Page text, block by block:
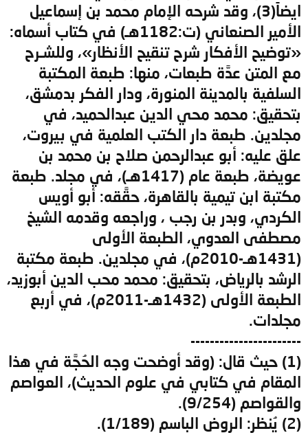
ايضاً(3)، وقد شرحه الإمام محمد بن إسماعيل
الأمير الصنعاني (ت:1182هـ) في كتاب أسماه:
«توضيح الأفكار شرح تنقيح الأنظار»، وللشـرح
مع المتن عدَّة طبعات، منها: طبعة المكتبة
السلفية بالمدينة المنورة، ودار الفكر بدمشق،
بتحقيق: محمد محي الدين عبدالحميد، في
مجلدين. طبعة دار الكتب العلمية في بيروت،
علق عليه: أبو عبدالرحمن صلاح بن محمد بن
عويضة، طبعة عام (1417هـ)، في مجلد. طبعة
مكتبة ابن تيمية بالقاهرة، حقَّقه: أبو أويس
الكردي، وبدر بن رجب ، وراجعه وقدمه الشيخ
مصطفى العدوي، الطبعة الأولى
(1431هـ-2010م)، في مجلدين. طبعة مكتبة
الرشد بالرياض، بتحقيق: محمد محب الدين أبوزيد،
الطبعة الأولى (1432هـ-2011م)، في أربع
مجلدات.
-----------------------
(1) حيث قال: (وقد أوضحت وجه الحُجَّة في هذا
المقام في كتابي في علوم الحديث)، العواصم
والقواصم (9/254).
(2) يُنظر: الروض الباسم (1/189).